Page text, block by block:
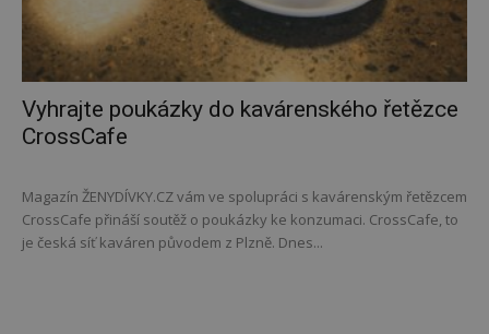
Vyhrajte poukázky do kavárenského řetězce
CrossCafe
Magazín ŽENYDÍVKY.CZ vám ve spolupráci s kavárenským řetězcem
CrossCafe přináší soutěž o poukázky ke konzumaci. CrossCafe, to
je česká síť kaváren původem z Plzně. Dnes...